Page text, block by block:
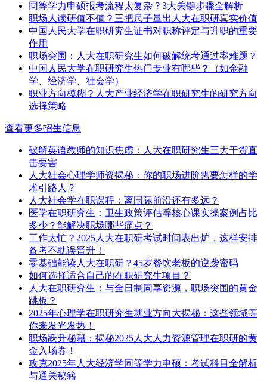
同等学力申硕报考流程太复杂？3大关键步骤全解析
职场人读研值不值？三把尺子量出人大在职研真实价值
中国人民大学在职研究生证书对职称评定与升职的重要
作用
职场突围：人大在职研究生如何破解统考通过率难题？
中国人民大学在职研究生热门专业有哪些？（如金融
学、经济学、社会学）
职业方向模糊？人大产业经济学在职研究生的研究方向
选择策略
查看更多招生信息
破解英语教师的知识焦虑：人大在职研究生三大干货直
击要害
人大社会心理学师资揭秘：你的职场进阶需要怎样的学
术引路人？
人大社会学在职课程：离国际前沿还有多远？
医学在职研究生：卫生政策评估等核心课实操案例占比
多少？能解决职场哪些痛点？
工作太忙？2025人大在职研考试时间表出炉，这样安排
备考不耽误晋升！
零基础能读人大在职研？45岁餐饮老板的逆袭密码
如何选择适合自己的在职研究生项目？
人大在职研究生：与全日制同享资源，职场突围的黄金
跳板？
2025年心理学在职研究生就业方向大揭秘：这些领域等
你来发光发热！
职场跃升秘籍：揭秘2025人大人力资源管理在职研的黄
金入场券！
攻克2025年人大经济学同等学力申硕：考试科目全解析
与通关秘籍